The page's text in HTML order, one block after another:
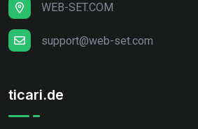
WEB-SET.COM
support@web-set.com
ticari.de